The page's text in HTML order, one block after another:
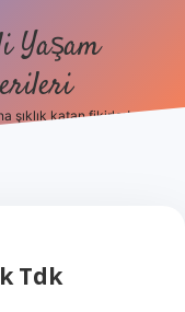
Yaşam
şıklık katan fikirler!
Tdk